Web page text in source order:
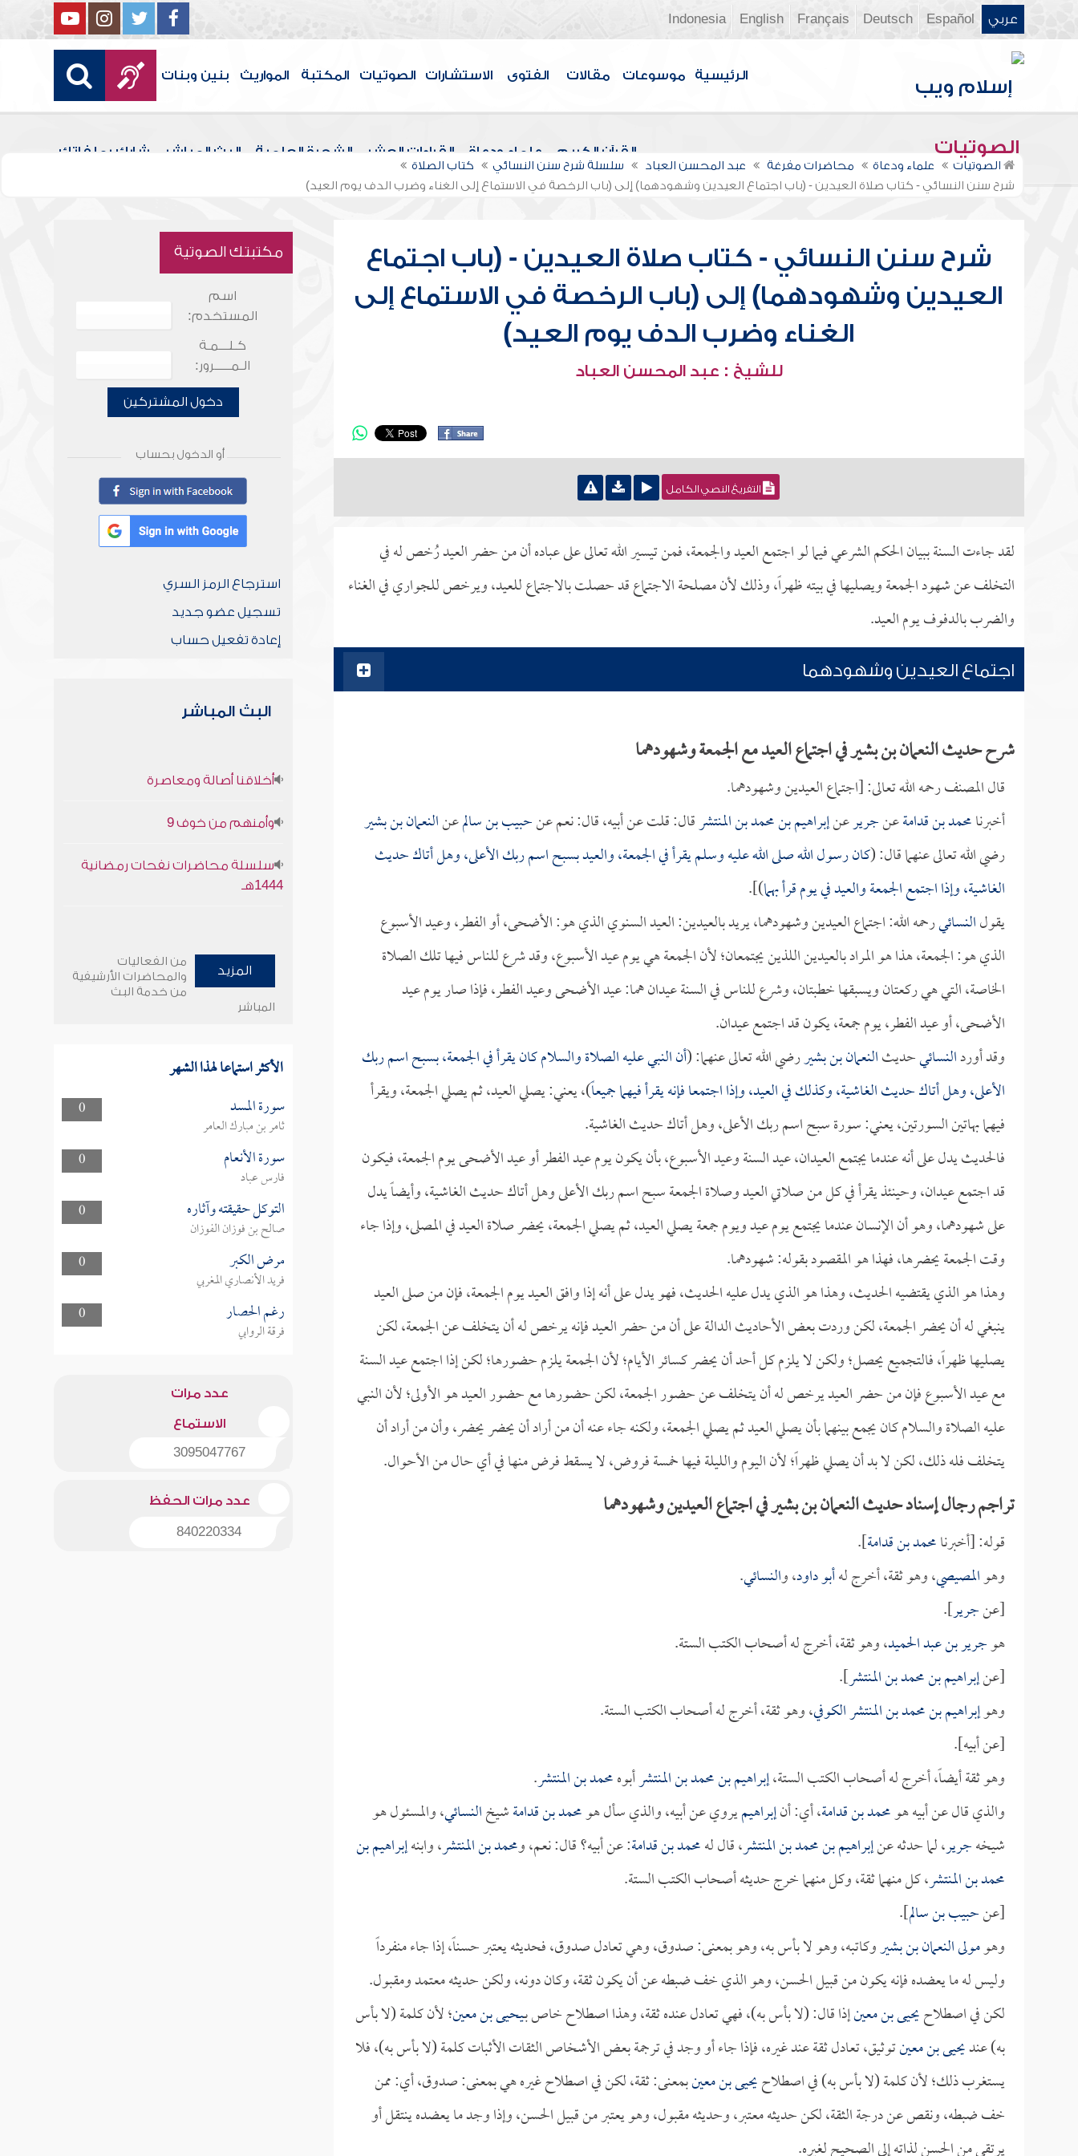
عربي Español
Deutsch
Français
English
Indonesia
الرئيسية موسوعات مقالات الفتوى الاستشارات الصوتيات المكتبة المواريث بنين وبنات
الصوتيات القرآن الكريم علماء ودعاة القراءات العشر الشجرة العلمية البث المباشر شارك بملفاتك
الصوتيات علماء ودعاة محاضرات مفرغة عبد المحسن العباد سلسلة شرح سنن النسائي
كتاب الصلاة
شرح سنن النسائي - كتاب صلاة العيدين - (باب اجتماع العيدين وشهودهما) إلى (باب الرخصة في الاستماع إلى الغناء وضرب الدف يوم العيد)
شرح سنن النسائي - كتاب صلاة العيدين - (باب اجتماع
العيدين وشهودهما) إلى (باب الرخصة في الاستماع إلى
الغناء وضرب الدف يوم العيد)
للشيخ : عبد المحسن العباد
التفريغ النصي الكامل
لقد جاءت السنة ببيان الحكم الشرعي فيما لو اجتمع العيد والجمعة، فمن تيسير الله تعالى على عباده أن من حضر العيد رُخص له في
التخلف عن شهود الجمعة ويصليها في بيته ظهراً، وذلك لأن مصلحة الاجتماع قد حصلت بالاجتماع للعيد، ويرخص للجواري في الغناء
والضرب بالدفوف يوم العيد.
اجتماع العيدين وشهودهما
شرح حديث النعمان بن بشير في اجتماع العيد مع الجمعة وشهودهما
قال المصنف رحمه الله تعالى: [اجتماع العيدين وشهودهما.
أخبرنامحمد بن قدامةعنجريرعنإبراهيم بن محمد بن المنتشرقال: قلت عن أبيه، قال: نعم عنحبيب بن سالمعنالنعمان بن بشير
رضي الله تعالى عنهما قال: (كان رسول الله صلى الله عليه وسلم يقرأ في الجمعة، والعيد بسبح اسم ربك الأعلى، وهل أتاك حديث
الغاشية، وإذا اجتمع الجمعة والعيد في يوم قرأ بهما)].
يقولالنسائيرحمه الله: اجتماع العيدين وشهودهما، يريد بالعيدين: العيد السنوي الذي هو: الأضحى، أو الفطر، وعيد الأسبوع
الذي هو: الجمعة، هذا هو المراد بالعيدين اللذين يجتمعان؛ لأن الجمعة هي يوم عيد الأسبوع، وقد شرع للناس فيها تلك الصلاة
الخاصة، التي هي ركعتان ويسبقها خطبتان، وشرع للناس في السنة عيدان هما: عيد الأضحى وعيد الفطر، فإذا صار يوم عيد
الأضحى، أو عيد الفطر، يوم جمعة، يكون قد اجتمع عيدان.
وقد أوردالنسائيحديثالنعمان بن بشيررضي الله تعالى عنهما: (أن النبي عليه الصلاة والسلام كان يقرأ في الجمعة، بسبح اسم ربك
الأعلى، وهل أتاك حديث الغاشية، وكذلك في العيد، وإذا اجتمعا فإنه يقرأ فيهما جميعاً)، يعني: يصلي العيد، ثم يصلي الجمعة، ويقرأ
فيهما بهاتين السورتين، يعني: سورة سبح اسم ربك الأعلى، وهل أتاك حديث الغاشية.
فالحديث يدل على أنه عندما يجتمع العيدان، عيد السنة وعيد الأسبوع، بأن يكون يوم عيد الفطر أو عيد الأضحى يوم الجمعة، فيكون
قد اجتمع عيدان، وحينئذ يقرأ في كل من صلاتي العيد وصلاة الجمعة سبح اسم ربك الأعلى وهل أتاك حديث الغاشية، وأيضاً يدل
على شهودهما، وهو أن الإنسان عندما يجتمع يوم عيد ويوم جمعة يصلي العيد، ثم يصلي الجمعة، يحضر صلاة العيد في المصلى، وإذا جاء
وقت الجمعة يحضرها، فهذا هو المقصود بقوله: شهودهما.
وهذا هو الذي يقتضيه الحديث، وهذا هو الذي يدل عليه الحديث، فهو يدل على أنه إذا وافق العيد يوم الجمعة، فإن من صلى العيد
ينبغي له أن يحضر الجمعة، لكن وردت بعض الأحاديث الدالة على أن من حضر العيد فإنه يرخص له أن يتخلف عن الجمعة، لكن
يصليها ظهراً، فالتجميع يحصل؛ ولكن لا يلزم كل أحد أن يحضر كسائر الأيام؛ لأن الجمعة يلزم حضورها؛ لكن إذا اجتمع عيد السنة
مع عيد الأسبوع فإن من حضر العيد يرخص له أن يتخلف عن حضور الجمعة، لكن حضورها مع حضور العيد هو الأولى؛ لأن النبي
عليه الصلاة والسلام كان يجمع بينهما بأن يصلي العيد ثم يصلي الجمعة، ولكنه جاء عنه أن من أراد أن يحضر يحضر، وأن من أراد أن
يتخلف فله ذلك، لكن لا بد أن يصلي ظهراً؛ لأن اليوم والليلة فيها خمسة فروض، لا يسقط فرض منها في أي حال من الأحوال.
تراجم رجال إسناد حديث النعمان بن بشير في اجتماع العيدين وشهودهما
قوله: [أخبرنامحمد بن قدامة].
وهوالمصيصي، وهو ثقة، أخرج لهأبو داود، والنسائي.
[عنجرير].
هوجرير بن عبد الحميد، وهو ثقة، أخرج له أصحاب الكتب الستة.
[عنإبراهيم بن محمد بن المنتشر].
وهوإبراهيم بن محمد بن المنتشر الكوفي، وهو ثقة، أخرج له أصحاب الكتب الستة.
[عن أبيه].
وهو ثقة أيضاً، أخرج له أصحاب الكتب الستة،إبراهيم بن محمد بن المنتشرأبوهمحمد بن المنتشر.
والذي قال عن أبيه هومحمد بن قدامة، أي: أنإبراهيميروي عن أبيه، والذي سأل هومحمد بن قدامةشيخالنسائي، والمسئول هو
شيخهجرير، لما حدثه عنإبراهيم بن محمد بن المنتشر، قال لهمحمد بن قدامة: عن أبيه؟ قال: نعم، ومحمد بن المنتشر، وابنهإبراهيم بن
محمد بن المنتشر، كل منهما ثقة، وكل منهما خرج حديثه أصحاب الكتب الستة.
[عنحبيب بن سالم].
وهومولى النعمان بن بشيروكاتبه، وهو لا بأس به، وهو بمعنى: صدوق، وهي تعادل صدوق، فحديثه يعتبر حسناً، إذا جاء منفرداً
وليس له ما يعضده فإنه يكون من قبيل الحسن، وهو الذي خف ضبطه عن أن يكون ثقة، وكان دونه، ولكن حديثه معتمد ومقبول.
لكن في اصطلاحيحيى بن معينإذا قال: (لا بأس به)، فهي تعادل عنده ثقة، وهذا اصطلاح خاص بـيحيى بن معين؛ لأن كلمة (لا بأس
به) عنديحيى بن معينتوثيق، تعادل ثقة عند غيره، فإذا جاء أو وجد في ترجمة بعض الأشخاص الثقات الأثبات كلمة (لا بأس به)، فلا
يستغرب ذلك؛ لأن كلمة (لا بأس به) في اصطلاحيحيى بن معينبمعنى: ثقة، لكن في اصطلاح غيره هي بمعنى: صدوق، أي: ممن
خف ضبطه، ونقص عن درجة الثقة، لكن حديثه معتبر، وحديثه مقبول، وهو يعتبر من قبيل الحسن، وإذا وجد ما يعضده ينتقل أو
مكتبتك الصوتية
اسم
المستخدم:
كـلـــمـة
الـمـــــرور:
دخول المشتركين
أو الدخول بحساب
استرجاع الرمز السري
تسجيل عضو جديد
إعادة تفعيل حساب
البث المباشر
أخلاقنا أصالة ومعاصرة
وأمنهم من خوف 9
سلسلة محاضرات نفحات رمضانية
1444هـ
المزيد
من الفعاليات
والمحاضرات الأرشيفية
من خدمة البث
المباشر
الأكثر استماعا لهذا الشهر
0 سورة المسد
ثامر بن مبارك العامر
0
سورة الأنعام
فارس عباد
0
التوكل حقيقته وآثاره
صالح بن فوزان الفوزان
0
مرض الكبر
فريد الأنصاري المغربي
0
رغم الحصار
فرقة الروابي
عدد مرات
الاستماع
3095047767
عدد مرات الحفظ
840220334